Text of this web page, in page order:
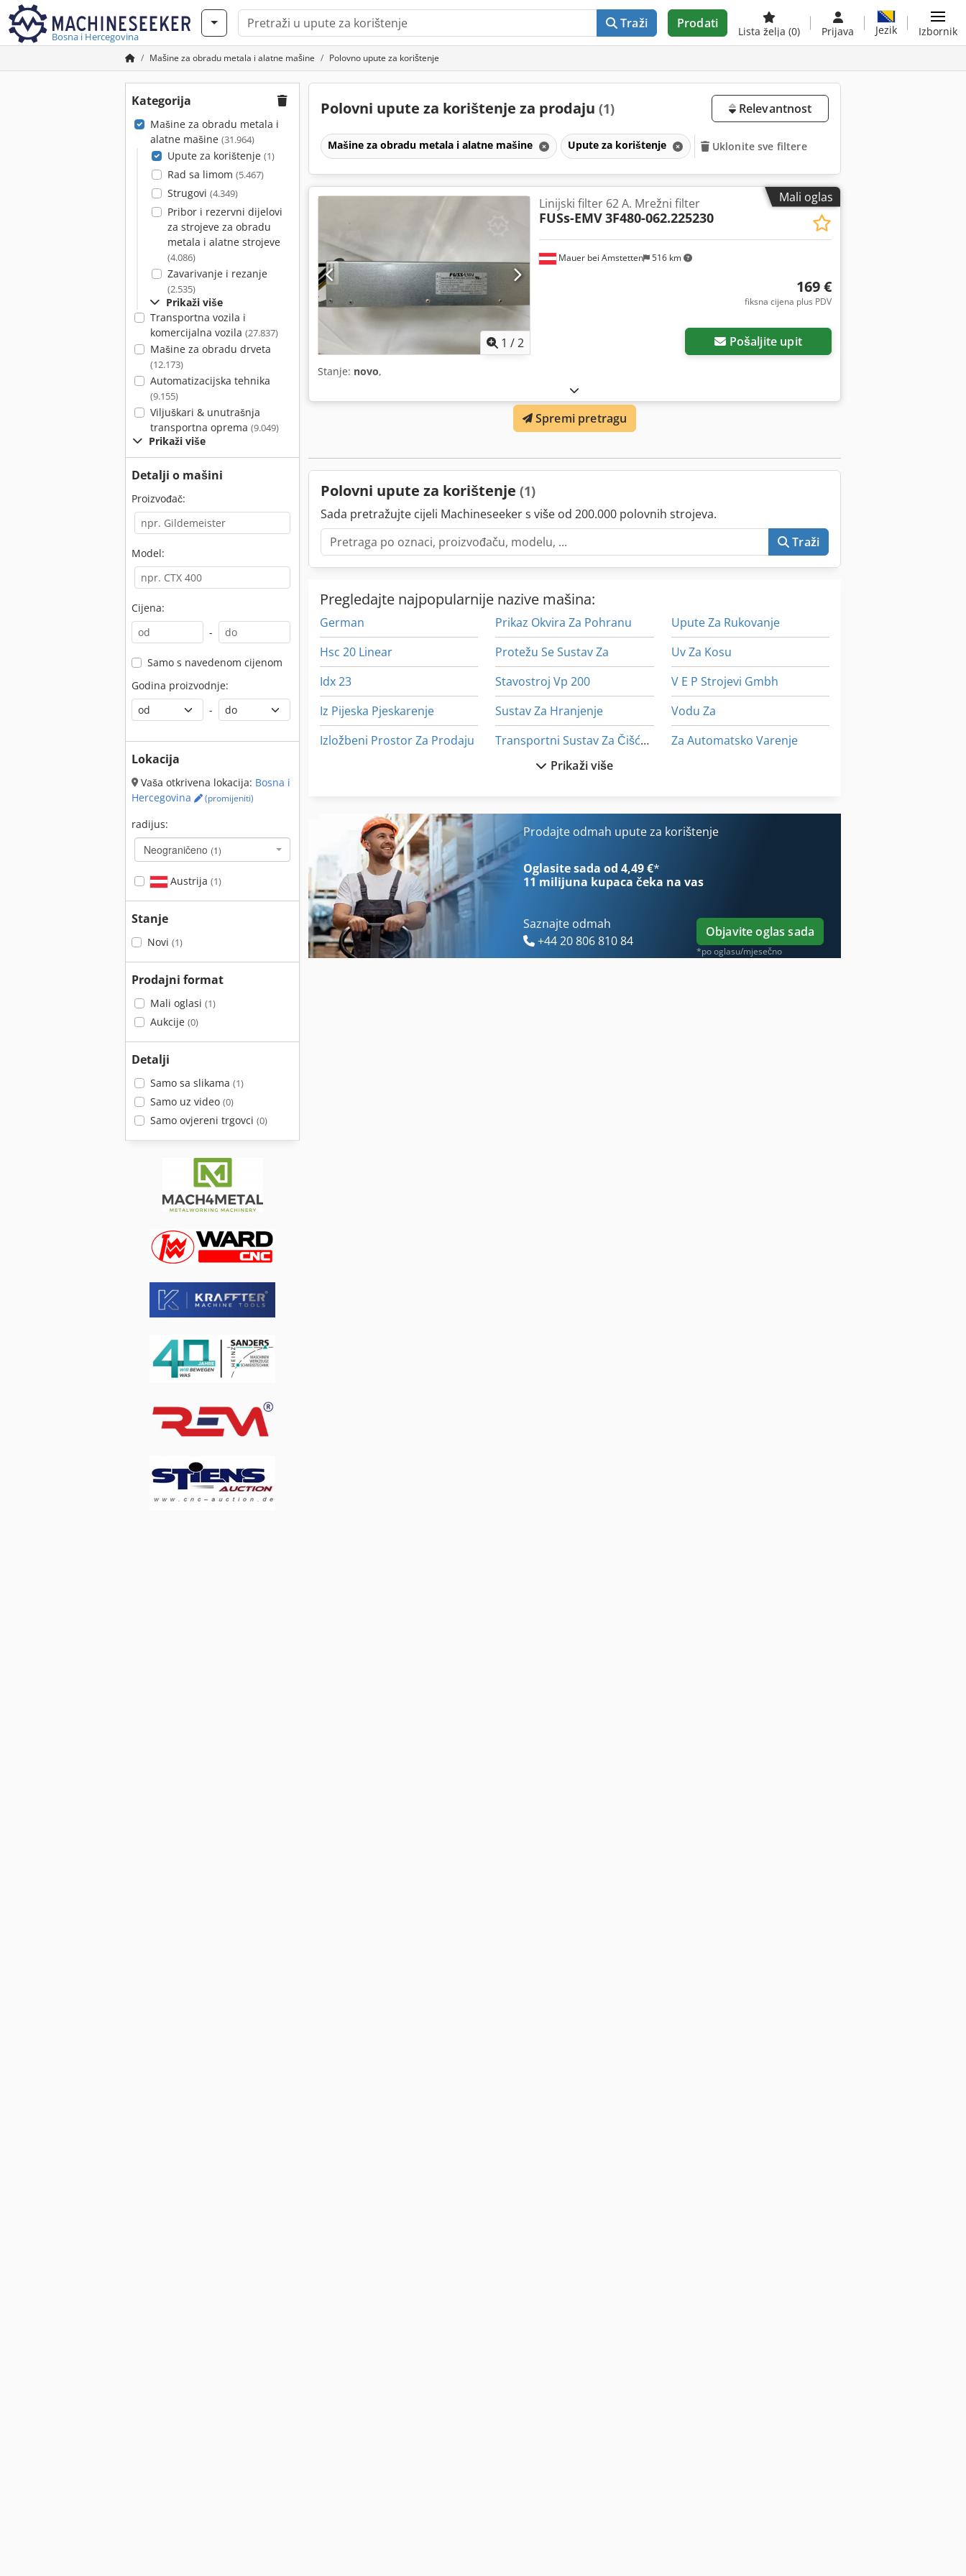
Bosna i Hercegovina
Traži Prodati
Lista želja (0) Prijava Jezik Izbornik
Mašine za obradu metala i alatne mašine Polovno upute za korištenje
Kategorija
Mašine za obradu metala i
alatne mašine (31.964)
Upute za korištenje (1)
Rad sa limom (5.467)
Strugovi (4.349)
Pribor i rezervni dijelovi
za strojeve za obradu
metala i alatne strojeve
(4.086)
Zavarivanje i rezanje
(2.535)
Prikaži više
Transportna vozila i
komercijalna vozila (27.837)
Mašine za obradu drveta
(12.173)
Automatizacijska tehnika
(9.155)
Viljuškari & unutrašnja
transportna oprema (9.049)
Prikaži više
Detalji o mašini
Proizvođač:
Model:
Cijena:
-
Samo s navedenom cijenom
Godina proizvodnje:
-
Lokacija
Vaša otkrivena lokacija: Bosna i
Hercegovina
(promijeniti)
radijus:
Neograničeno (1)
Austrija (1)
Stanje
Novi (1)
Prodajni format
Mali oglasi (1)
Aukcije (0)
Detalji
Samo sa slikama (1)
Samo uz video (0)
Samo ovjereni trgovci (0)
Polovni upute za korištenje za prodaju (1) Relevantnost
Mašine za obradu metala i alatne mašine Upute za korištenje Uklonite sve filtere
Mali oglas
Zatražite još slika
1 /2
Mauer bei Amstetten 516 km
Linijski filter 62 A. Mrežni filter
FUSs-EMV3F480-062.225230
169 €
fiksna cijena plus PDV
Pošaljite upit
Stanje: novo,
Spremi pretragu
Polovni upute za korištenje (1)
Sada pretražujte cijeli Machineseeker s više od 200.000 polovnih strojeva.
Traži
Pregledajte najpopularnije nazive mašina:
German
Hsc 20 Linear
Idx 23
Iz Pijeska Pjeskarenje
Izložbeni Prostor Za Prodaju
Okvir Za Sliku
Posude Za Pohranu
Prikaz Okvira Za Pohranu
Protežu Se Sustav Za
Stavostroj Vp 200
Sustav Za Hranjenje
Transportni Sustav Za Čišćenje
Tur 560
Uporište Za Varenje
Upute Za Programiranje
Upute Za Rukovanje
Uv Za Kosu
V E P Strojevi Gmbh
Vodu Za
Za Automatsko Varenje
Prikaži više
Prodajte odmah upute za korištenje
Oglasite sada od 4,49 €*
11 milijuna kupaca čeka na vas
Saznajte odmah
+44 20 806 810 84
Objavite oglas sada
*po oglasu/mjesečno